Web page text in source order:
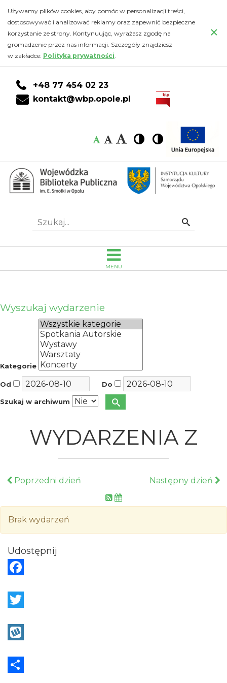
Kalendarz
Wojewódzka
Biblioteka
Publiczna
Emanuela
Smołki
w
Opolu
do
głównej
treści
DO
KONTA
CZYTELNIKA
DO
WYSZUKIWARKI
do
stopki
Używamy plików cookies, aby pomóc w personalizacji treści,
dostosowywać i analizować reklamy oraz zapewnić bezpieczne
korzystanie ze strony. Kontynuując, wyrażasz zgodę na
gromadzenie przez nas informacji. Szczegóły znajdziesz
w zakładce: Polityka prywatności.
×
+48 77 454 02 23
kontakt@wbp.opole.pl
Czcionka:
Czcionka
Czcionka
Czcionka
Wysoki
kontrast
Wysoki
kontrast
Idź
Szukaj...
MENU
Wyszukaj wydarzenie
Kategorie
Od Do
Szukaj w archiwum
WYDARZENIA Z
Poprzedni dzień Następny dzień
Brak wydarzeń
Udostępnij
a
e
o
w
ty